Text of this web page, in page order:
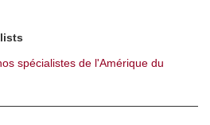
spécialistes de l'Amérique du